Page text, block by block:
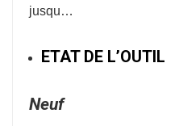
jusqu…
ETAT DE L’OUTIL
Neuf